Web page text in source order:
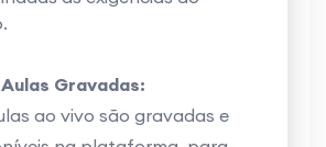
Gravadas:
ao vivo são gravadas e